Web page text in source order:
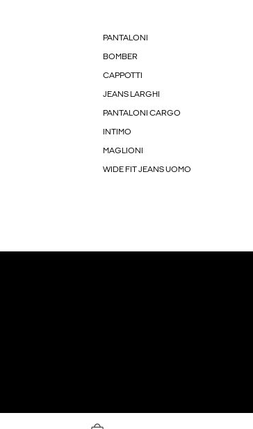
PANTALONI
BOMBER
CAPPOTTI
JEANS LARGHI
PANTALONI CARGO
INTIMO
MAGLIONI
WIDE FIT JEANS UOMO